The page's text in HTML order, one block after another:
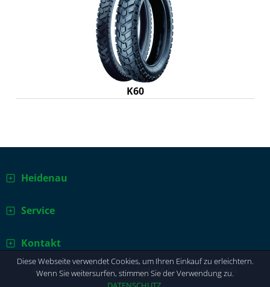
Diese Webseite verwendet Cookies, um Ihren Einkauf zu erleichtern.
Wenn Sie weitersurfen, stimmen Sie der Verwendung zu.
K60
Heidenau
Service
Kontakt
© 2025 Reifenwerk Heidenau GmbH & Co. Produktions KG.